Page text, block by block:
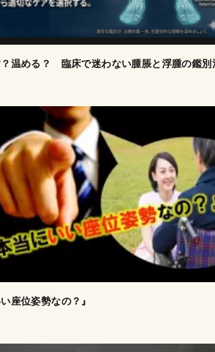
？温める？ 臨床で迷わない腫脹と浮腫の鑑別
座位姿勢なの？』